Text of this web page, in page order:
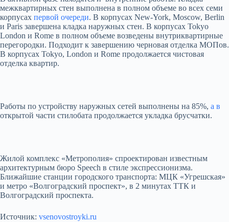
межквартирных стен выполнена в полном объеме во всех семи
корпусах первой очереди. В корпусах New-York, Moscow, Berlin
и Paris завершена кладка наружных стен. В корпусах Tokyo
London и Rome в полном объеме возведены внутриквартирные
перегородки. Подходит к завершению черновая отделка МОПов.
В корпусах Tokyo, London и Rome продолжается чистовая
отделка квартир.
Работы по устройству наружных сетей выполнены на 85%, а в
открытой части стилобата продолжается укладка брусчатки.
Жилой комплекс «Метрополия» спроектирован известным
архитектурным бюро Speech в стиле экспрессионизма.
Ближайшие станции городского транспорта: МЦК «Угрешская»
и метро «Волгоградский проспект», в 2 минутах ТТК и
Волгоградский проспекта.
Источник: vsenovostroyki.ru